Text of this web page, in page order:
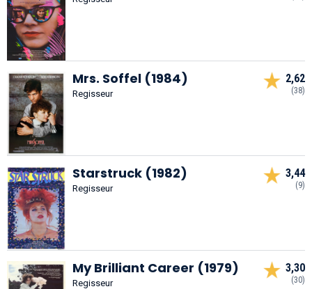
Mrs. Soffel (1984)
Regisseur
2,62
(38)
Starstruck (1982)
Regisseur
3,44
(9)
My Brilliant Career (1979)
Regisseur
3,30
(30)